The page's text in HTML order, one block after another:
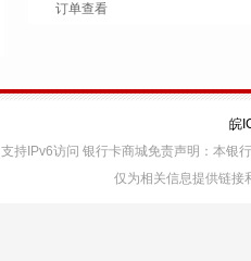
订单查看
皖
支持IPv6访问 银行卡商城免责声明：本银
仅为相关信息提供链接